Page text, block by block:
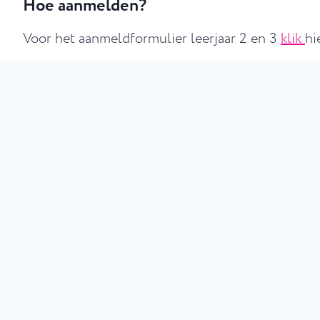
Hoe aanmelden?
Voor het aanmeldformulier leerjaar 2 en 3 klik